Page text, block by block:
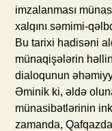
imzalanması
xalqını səmimi-
Bu tarixi hadisəni
münaqişələrin
dialoqunun
Əminik ki, əldə
münasibətlərinin
zamanda,